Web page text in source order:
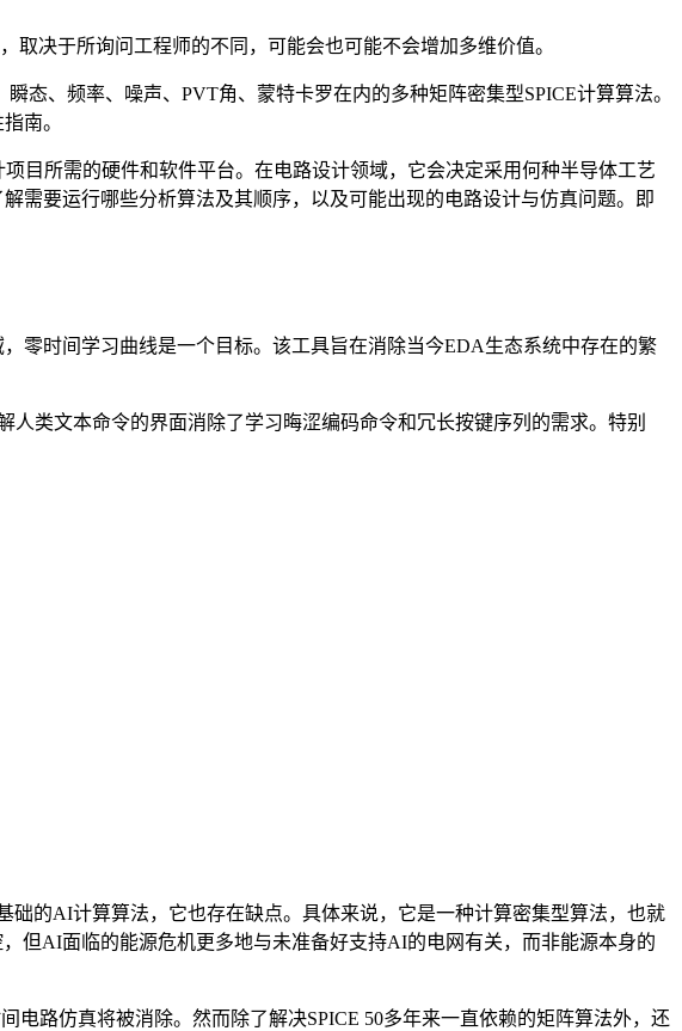
决于所询问工程师的不同，可能会也可能不会增加多维价值。
态、频率、噪声、PVT角、蒙特卡罗在内的多种矩阵密集型SPICE计算算法。
南。
目所需的硬件和软件平台。在电路设计领域，它会决定采用何种半导体工艺
需要运行哪些分析算法及其顺序，以及可能出现的电路设计与仿真问题。即
零时间学习曲线是一个目标。该工具旨在消除当今EDA生态系统中存在的繁
类文本命令的界面消除了学习晦涩编码命令和冗长按键序列的需求。特别
的AI计算算法，它也存在缺点。具体来说，它是一种计算密集型算法，也就
但AI面临的能源危机更多地与未准备好支持AI的电网有关，而非能源本身的
电路仿真将被消除。然而除了解决SPICE 50多年来一直依赖的矩阵算法外，还